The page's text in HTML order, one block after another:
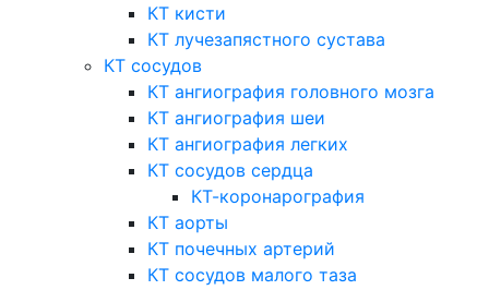
КТ кисти
КТ лучезапястного сустава
КТ сосудов
КТ ангиография головного мозга
КТ ангиография шеи
КТ ангиография легких
КТ сосудов сердца
КТ-коронарография
КТ аорты
КТ почечных артерий
КТ сосудов малого таза